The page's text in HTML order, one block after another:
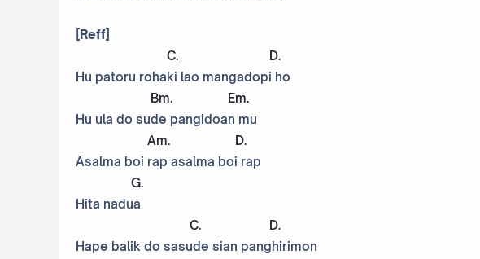
[Reff]
C. D.
Hu patoru rohaki lao mangadopi ho
Bm. Em.
Hu ula do sude pangidoan mu
Am. D.
Asalma boi rap asalma boi rap
G.
Hita nadua
C. D.
Hape balik do sasude sian panghirimon